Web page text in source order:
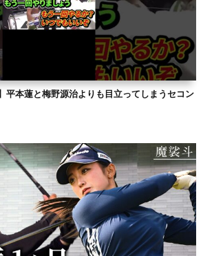
平本蓮と梅野源治よりも目立ってしまうセコン